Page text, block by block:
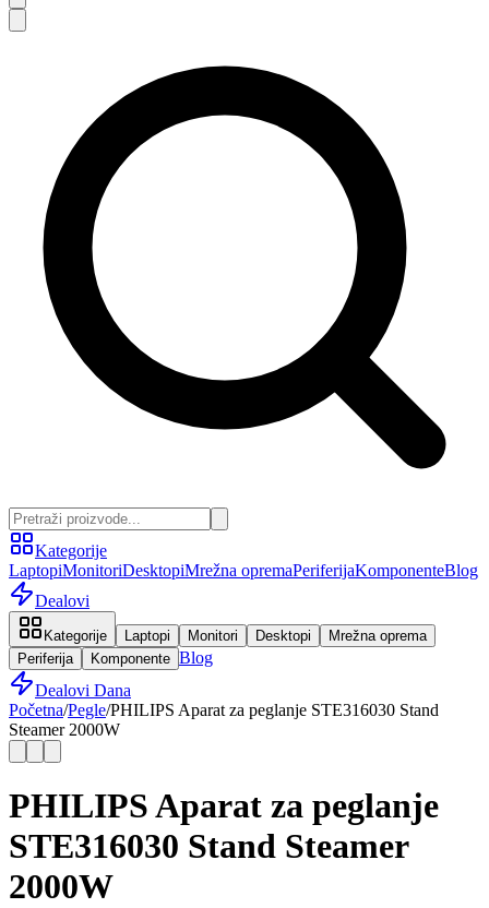
Kategorije
LaptopiMonitoriDesktopiMrežna opremaPeriferijaKomponenteBlog
Dealovi
Kategorije Laptopi Monitori Desktopi
Mrežna oprema
Periferija
Komponente Blog
Dealovi Dana
Početna/Pegle/PHILIPS Aparat za peglanje STE316030 Stand
Steamer 2000W
PHILIPS Aparat za peglanje
STE316030 Stand Steamer
2000W